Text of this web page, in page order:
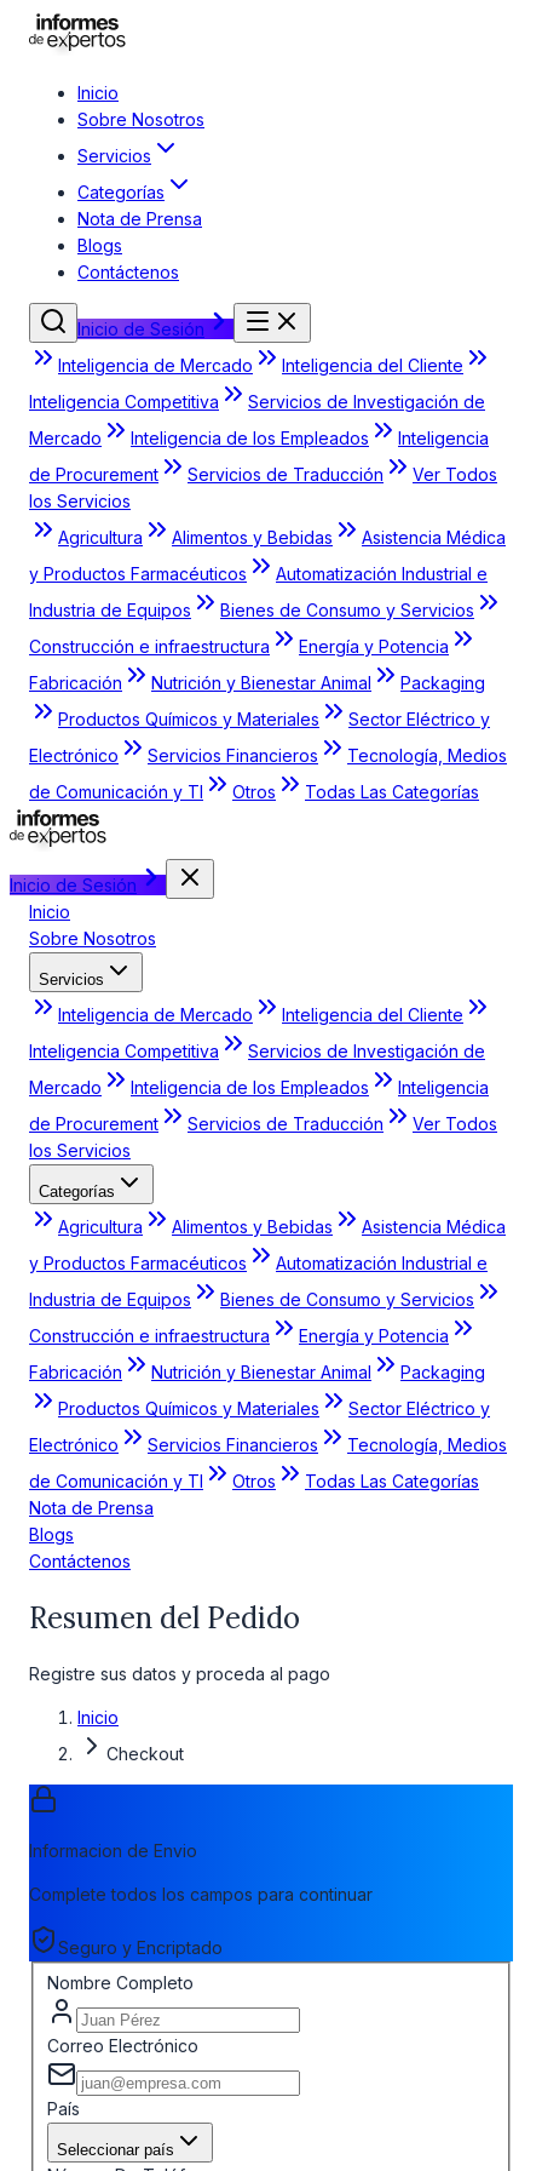
Inicio
Sobre Nosotros
Servicios
Categorías
Nota de Prensa
Blogs
Contáctenos
Inicio de Sesión
Inteligencia de Mercado
Inteligencia del Cliente
Inteligencia Competitiva
Servicios de Investigación de
Mercado
Inteligencia de los Empleados
Inteligencia
de Procurement
Servicios de Traducción
Ver Todos
los Servicios
Agricultura
Alimentos y Bebidas
Asistencia Médica
y Productos Farmacéuticos
Automatización Industrial e
Industria de Equipos
Bienes de Consumo y Servicios
Construcción e infraestructura
Energía y Potencia
Fabricación
Nutrición y Bienestar Animal
Packaging
Productos Químicos y Materiales
Sector Eléctrico y
Electrónico
Servicios Financieros
Tecnología, Medios
de Comunicación y TI
Otros Todas Las Categorías
Inicio de Sesión
Inicio
Sobre Nosotros
Servicios
Inteligencia de Mercado
Inteligencia del Cliente
Inteligencia Competitiva
Servicios de Investigación de
Mercado
Inteligencia de los Empleados
Inteligencia
de Procurement
Servicios de Traducción
Ver Todos
los Servicios
Categorías
Agricultura Alimentos y Bebidas
Asistencia Médica
y Productos Farmacéuticos
Automatización Industrial e
Industria de Equipos
Bienes de Consumo y Servicios
Construcción e infraestructura
Energía y Potencia
Fabricación
Nutrición y Bienestar Animal
Packaging
Productos Químicos y Materiales
Sector Eléctrico y
Electrónico
Servicios Financieros
Tecnología, Medios
de Comunicación y TI
Otros
Todas Las Categorías
Nota de Prensa
Blogs
Contáctenos
Resumen del Pedido
Registre sus datos y proceda al pago
Inicio
Checkout
Informacion de Envio
Complete todos los campos para continuar
Seguro y Encriptado
Nombre Completo
Correo Electrónico
País
Seleccionar país